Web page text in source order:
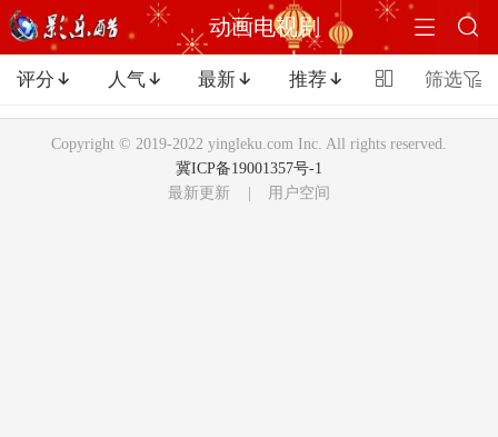
 
动画电视剧
评分  人气 最新 推荐  筛选
Copyright © 2019-2022 yingleku.com Inc. All rights reserved.
冀ICP备19001357号-1
最新更新
| 用户空间